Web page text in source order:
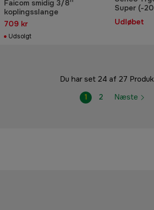
Faicom smidig 3/8''
koplingsslange
709 kr
Udsolgt
Super (-
Udløbet
Du har set 24 af 27
1
2 Næste